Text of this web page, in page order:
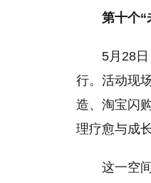
第十个“
5月28
行。活动现
造、淘宝闪
理疗愈与成
这一空